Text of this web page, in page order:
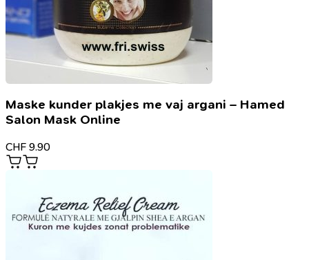
Maske kunder plakjes me vaj argani – Hamed
Salon Mask Online
CHF 9.90